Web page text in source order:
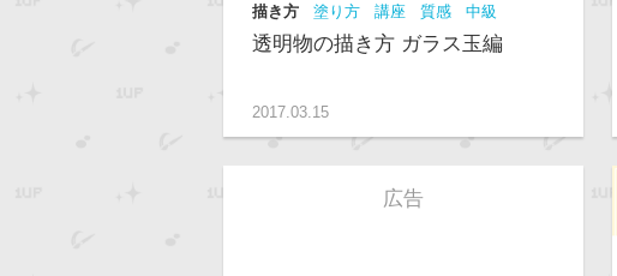
描き方 塗り方 講座 質感 中級
透明物の描き方 ガラス玉編
2017.03.15
広告